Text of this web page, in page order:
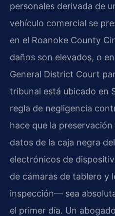
personales derivada de
vehículo comercial se
en el Roanoke County
daños son elevados, o
General District Court
tribunal está ubicado en
regla de negligencia
hace que la
datos de la caja negra
electrónicos de
de cámaras de tablero y
inspección— sea
el primer día. Un